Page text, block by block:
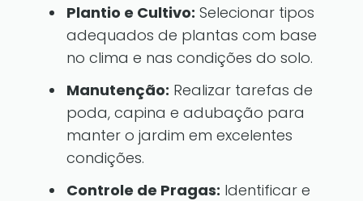
Plantio e Cultivo: Selecionar tipos
adequados de plantas com base
no clima e nas condições do solo.
Manutenção: Realizar tarefas de
poda, capina e adubação para
manter o jardim em excelentes
condições.
Controle de Pragas: Identificar e